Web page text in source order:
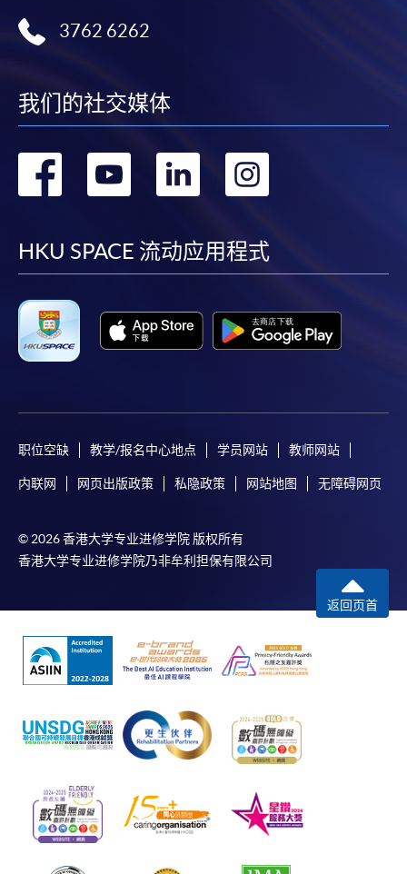
3762 6262
我们的社交媒体
转
facebook
转
youtube
转
linkedin
转
HKU SPACE 流动应用程式
职位空缺 教学/报名中心地点 学员网站 教师网站
内联网 网页出版政策 私隐政策 网站地图 无障碍网页
© 2026 香港大学专业进修学院 版权所有
香港大学专业进修学院乃非牟利担保有限公司
返回页首